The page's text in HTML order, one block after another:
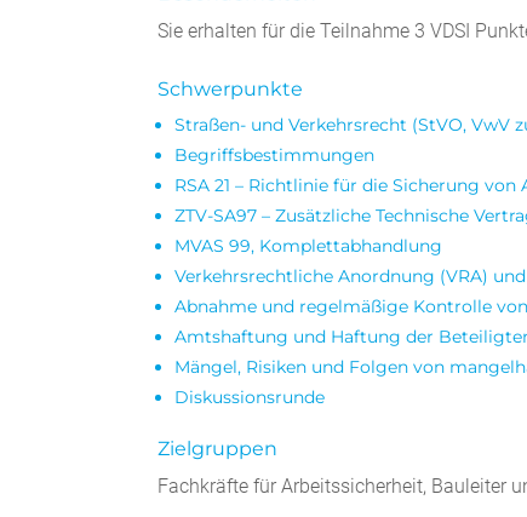
Sie erhalten für die Teilnahme 3 VDSI
Schwerpunkte
Straßen- und Verkehrsrecht (StVO, VwV
Begriffsbestimmungen
RSA 21 – Richtlinie für die Sicherung
ZTV-SA97 – Zusätzliche Technische
MVAS 99, Komplettabhandlung
Verkehrsrechtliche Anordnung (VRA)
Abnahme und regelmäßige Kontrolle
Amtshaftung und Haftung der
Mängel, Risiken und Folgen von
Diskussionsrunde
Zielgruppen
Fachkräfte für Arbeitssicherheit, Bauleiter